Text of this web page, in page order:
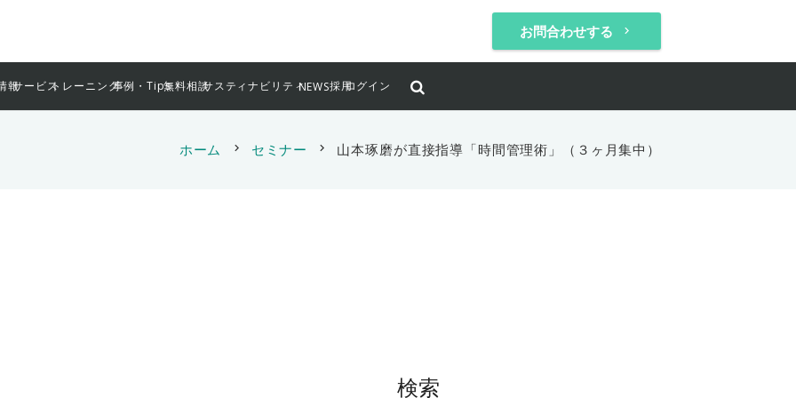
お問合わせする keyboard_arrow_right
報サービストレーニング事例・Tips無料相談サスティナビリティNEWS採用ログイン
ホーム chevron_right セミナー chevron_right 山本琢磨が直接指導「時間管理術」（３ヶ月集中）
検索